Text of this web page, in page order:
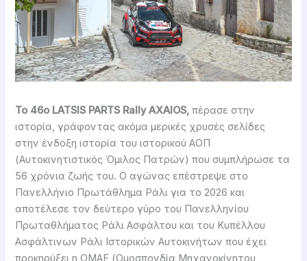
Το 46ο LATSIS PARTS Rally AXAIOS, πέρασε στην
ιστορία, γράφοντας ακόμα μερικές χρυσές σελίδες
στην ένδοξη ιστορία του ιστορικού ΑΟΠ
(Αυτοκινητιστικός Όμιλος Πατρών) που συμπλήρωσε τα
56 χρόνια ζωής του. Ο αγώνας επέστρεψε στο
Πανελλήνιο Πρωτάθλημα Ράλι για το 2026 και
αποτέλεσε τον δεύτερο γύρο του Πανελληνίου
Πρωταθλήματος Ράλι Ασφάλτου και του Κυπέλλου
Ασφάλτινων Ράλι Ιστορικών Αυτοκινήτων που έχει
προκηρύξει η ΟΜΑΕ (Ομοσπονδία Μηχανοκίνητου